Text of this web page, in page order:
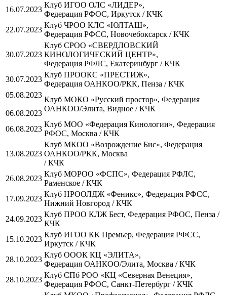
16.07.2023
Клуб ИГОО ОЛС «ЛИДЕР»,
Федерация РФОС, Иркутск / КЧК
22.07.2023
Клуб ЧРОО КЛС «ЮЛТАШ»,
Федерация РФСС, Новочебоксарск / КЧК
30.07.2023
Клуб СРОО «СВЕРДЛОВСКИЙ
КИНОЛОГИЧЕСКИЙ ЦЕНТР»,
Федерация РФЛС, Екатеринбург / КЧК
30.07.2023
Клуб ПРООКС «ПРЕСТИЖ»,
Федерация ОАНКОО/РКК, Пенза / КЧК
05.08.2023
—
06.08.2023
Клуб МОКО «Русский простор», Федерация
ОАНКОО/Элита, Видное / КЧК
06.08.2023
Клуб МОО «Федерация Кинологии», Федерация
РФОС, Москва / КЧК
13.08.2023
Клуб МКОО «Возрождение Бис», Федерация
ОАНКОО/РКК, Москва
/ КЧК
26.08.2023
Клуб МОРОО «ФСПС», Федерация РФЛС,
Раменское / КЧК
17.09.2023
Клуб НРООЛДЖ «Феникс», Федерация РФСС,
Нижний Новгород / КЧК
24.09.2023
Клуб ПРОО КЛЖ Бест, Федерация РФОС, Пенза /
КЧК
15.10.2023
Клуб ИГОО КК Премьер, Федерация РФСС,
Иркутск / КЧК
28.10.2023
Клуб ОООК КЦ «ЭЛИТА»,
Федерация ОАНКОО/Элита, Москва / КЧК
28.10.2023
Клуб СПб РОО «КЦ «Северная Венеция»,
Федерация РФОС, Санкт-Петербург / КЧК